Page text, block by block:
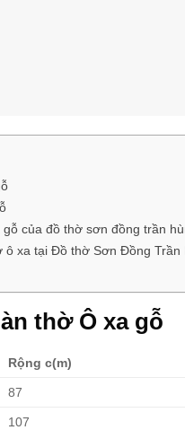
của đồ thờ sơn đồng trần
ô xa tại Đồ thờ Sơn Đồng Trần
thờ Ô xa gỗ
Rộng c(m)
87
107